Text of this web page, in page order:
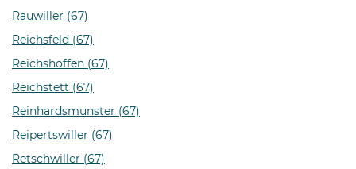
Rauwiller (67)
Reichsfeld (67)
Reichshoffen (67)
Reichstett (67)
Reinhardsmunster (67)
Reipertswiller (67)
Retschwiller (67)